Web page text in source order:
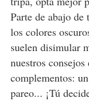
Parte de abajo
los colores
suelen disimular
nuestros
complementos:
pareo... ¡Tú